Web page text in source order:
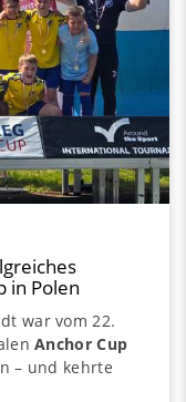
in Polen
war vom 22.
Anchor Cup
– und kehrte